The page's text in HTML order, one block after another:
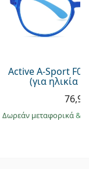
Active A-Sport
(για ηλικία
Δωρεάν μεταφορικά&